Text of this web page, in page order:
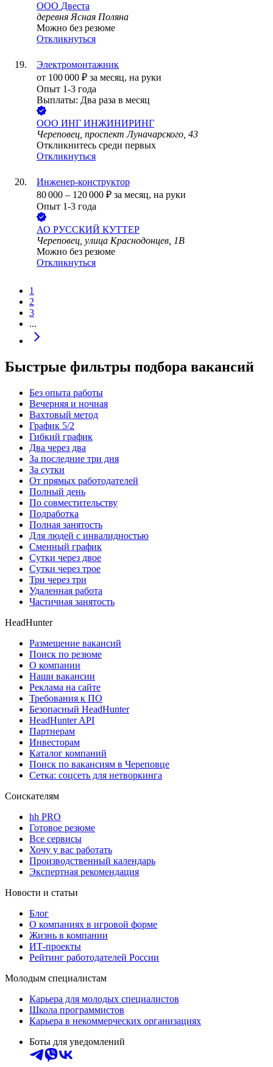
ООО Двеста
деревня Ясная Поляна
Можно без резюме
Откликнуться
Электромонтажник
от 100 000 ₽ за месяц, на руки
Опыт 1-3 года
Выплаты: Два раза в месяц
ООО ИНГ ИНЖИНИРИНГ
Череповец, проспект Луначарского, 43
Откликнитесь среди первых
Откликнуться
Инженер-конструктор
80 000 – 120 000 ₽ за месяц, на руки
Опыт 1-3 года
АО РУССКИЙ КУТТЕР
Череповец, улица Краснодонцев, 1В
Можно без резюме
Откликнуться
1
2
3
...
Быстрые фильтры подбора вакансий
Без опыта работы
Вечерняя и ночная
Вахтовый метод
График 5/2
Гибкий график
Два через два
За последние три дня
За сутки
От прямых работодателей
Полный день
По совместительству
Подработка
Полная занятость
Для людей с инвалидностью
Сменный график
Сутки через двое
Сутки через трое
Три через три
Удаленная работа
Частичная занятость
HeadHunter
Размещение вакансий
Поиск по резюме
О компании
Наши вакансии
Реклама на сайте
Требования к ПО
Безопасный HeadHunter
HeadHunter API
Партнерам
Инвесторам
Каталог компаний
Поиск по вакансиям в Череповце
Сетка: соцсеть для нетворкинга
Соискателям
hh PRO
Готовое резюме
Все сервисы
Хочу у вас работать
Производственный календарь
Экспертная рекомендация
Новости и статьи
Блог
О компаниях в игровой форме
Жизнь в компании
ИТ-проекты
Рейтинг работодателей России
Молодым специалистам
Карьера для молодых специалистов
Школа программистов
Карьера в некоммерческих организациях
Боты для уведомлений